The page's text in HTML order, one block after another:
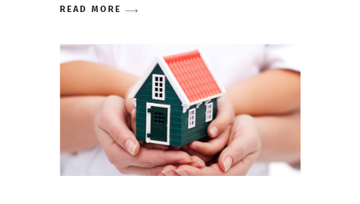
READ MORE